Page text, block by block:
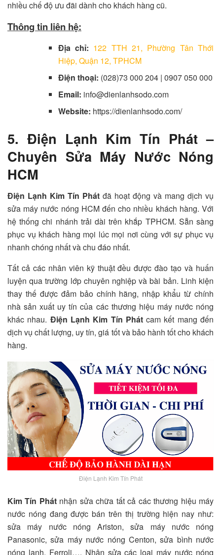
nhiều chế độ ưu đãi dành cho khách hàng cũ.
Thông tin liên hệ:
Địa chỉ: 122 TTH 21, Phường Tân Thới
Hiệp, Quận 12, TPHCM
Điện thoại: (028)73 000 204 | 0907 050 000
Email: info@dienlanhsodo.com
Website: https://dienlanhsodo.com/
5. Điện Lạnh Kim Tín Phát –
Chuyên Sửa Máy Nước Nóng
HCM
Điện Lạnh Kim Tín Phát đã hoạt động và mang dịch vụ
sửa máy nước nóng HCM đến cho nhiều khách hàng. Với
hệ thống chi nhánh trải dài trên khắp TPHCM. Sẵn sàng
phục vụ khách hàng mọi lúc mọi nơi cùng với sự phục vụ
nhanh chóng nhất và chu đáo nhất.
Tất cả các nhân viên kỹ thuật đều được đào tạo và huấn
luyện qua trường lớp chuyên nghiệp và bài bản. Linh kiện
thay thế được đảm bảo chính hãng, nhập khẩu từ chính
nhà sản xuất uy tín của các thương hiệu máy nước nóng
khác nhau. Điện Lạnh Kim Tín Phátcam kết mang đến
dịch vụ chất lượng, uy tín, giá tốt và bảo hành tốt cho khách
hàng.
Điện Lạnh Kim Tín Phát
Kim Tín Phátnhận sửa chữa tất cả các thương hiệu máy
nước nóng đang được bán trên thị trường hiện nay như:
sửa máy nước nóng Ariston, sửa máy nước nóng
Panasonic, sửa máy nước nóng Centon, sửa bình nước
nóng lạnh, Ferroli…. Nhận sửa các loại máy nước nóng